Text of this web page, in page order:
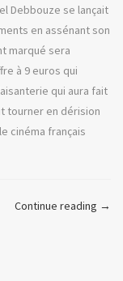
Debbouze se lançait
en assénant son
marqué sera
à 9 euros qui
qui aura fait
tourner en dérision
cinéma français
Continue reading « 99
→